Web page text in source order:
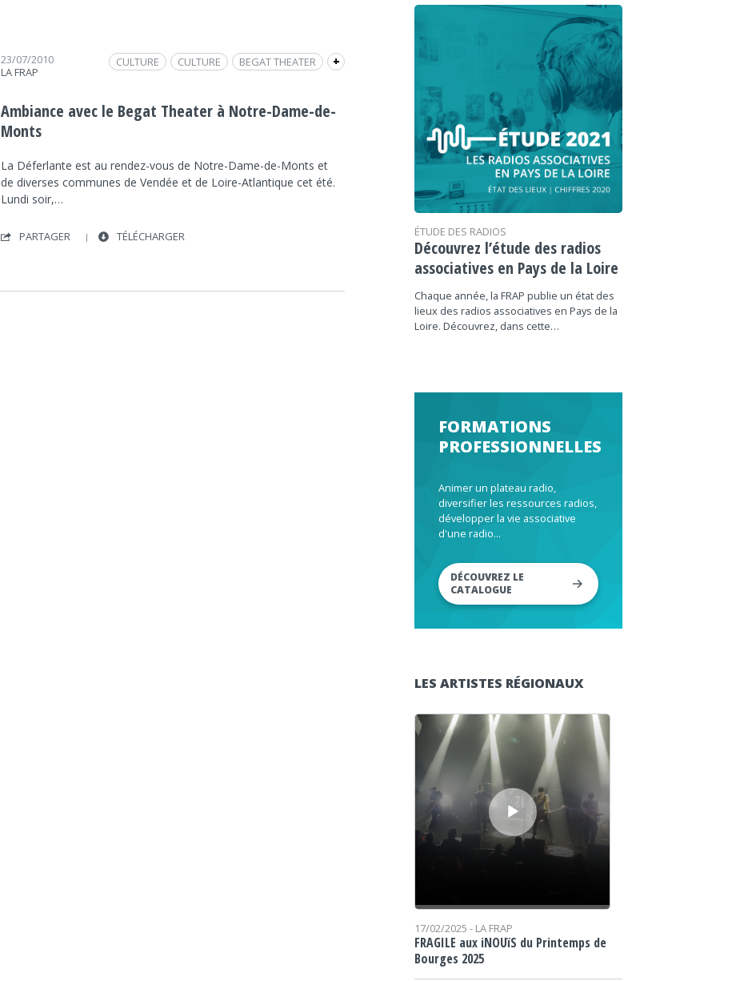
23/07/2010
LA FRAP
+
BEGAT THEATER
CULTURE
CULTURE
NOTRE-DAME-DE-MONTS
THÉÂTRE
Ambiance avec le Begat Theater à Notre-Dame-de-
Monts
La Déferlante est au rendez-vous de Notre-Dame-de-Monts et
de diverses communes de Vendée et de Loire-Atlantique cet été.
Lundi soir,…
PARTAGER TÉLÉCHARGER ÉTUDE DES RADIOS
Découvrez l’étude des radios
associatives en Pays de la Loire
Chaque année, la FRAP publie un état des
lieux des radios associatives en Pays de la
Loire. Découvrez, dans cette…
FORMATIONS
PROFESSIONNELLES
Animer un plateau radio,
diversifier les ressources radios,
développer la vie associative
d'une radio...
DÉCOUVREZ LE
CATALOGUE
LES ARTISTES RÉGIONAUX
Lecteur audio
17/02/2025 - LA FRAP
FRAGILE aux iNOUïS du Printemps de
Bourges 2025